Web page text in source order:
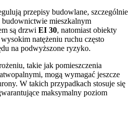
przepisy budowlane, szczególnie
budownictwie mieszkalnym
są drzwi EI 30, natomiast obiekty
natężeniu ruchu często
na podwyższone ryzyko.
takie jak pomieszczenia
mogą wymagać jeszcze
W takich przypadkach stosuje się
maksymalny poziom